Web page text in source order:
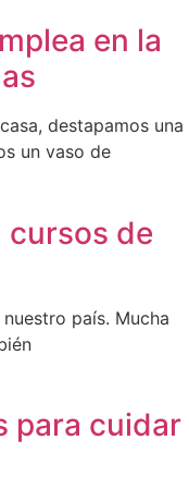
en la
destapamos una
un vaso de
cursos de
país. Mucha
para cuidar